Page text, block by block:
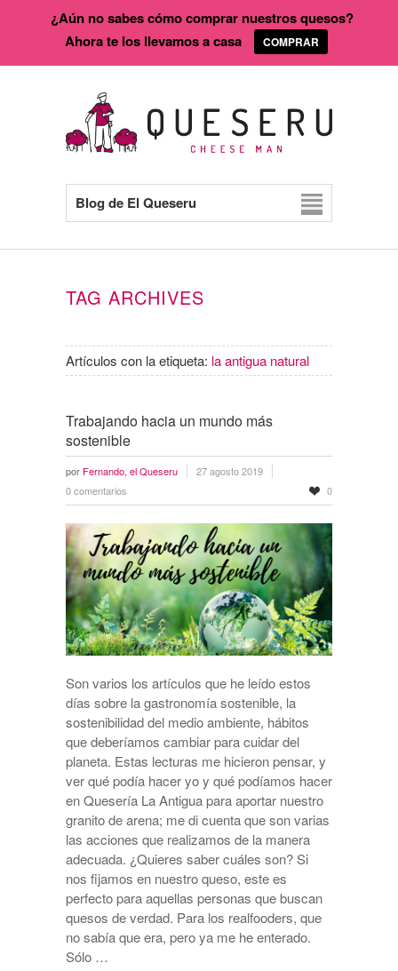
Blog de El Queseru
TAG ARCHIVES
Artículos con la etiqueta: la antigua natural
Trabajando hacia un mundo más
sostenible
por Fernando, el Queseru
27 agosto 2019
0 comentarios
0
Son varios los artículos que he leído estos
días sobre la gastronomía sostenible, la
sostenibilidad del medio ambiente, hábitos
que deberíamos cambiar para cuidar del
planeta. Estas lecturas me hicieron pensar, y
ver qué podía hacer yo y qué podíamos hacer
en Quesería La Antigua para aportar nuestro
granito de arena; me di cuenta que son varias
las acciones que realizamos de la manera
adecuada. ¿Quieres saber cuáles son? Si
nos fijamos en nuestro queso, este es
perfecto para aquellas personas que buscan
quesos de verdad. Para los realfooders, que
no sabía que era, pero ya me he enterado.
Sólo …
¿Aún no sabes cómo comprar nuestros quesos?
Ahora te los llevamos a casa
COMPRAR